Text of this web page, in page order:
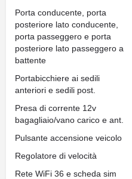
Porta conducente, porta
posteriore lato conducente,
porta passeggero e porta
posteriore lato passeggero a
battente
Portabicchiere ai sedili
anteriori e sedili post.
Presa di corrente 12v
bagagliaio/vano carico e ant.
Pulsante accensione veicolo
Regolatore di velocità
Rete WiFi 36 e scheda sim